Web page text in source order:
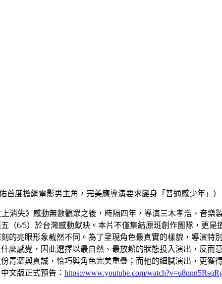
首度擔綱電影男主角，完美應導演要求變身「普通感少年」）
消失》感動無數觀眾之後，時隔四年，導演三木孝浩、音
（6/5）於台灣感動獻映。本片不僅集結原班創作團隊，更
的亮眼形象截然不同。為了呈現角色最真實的樣貌，導演特
麼感覺，因此選擇以最自然、最放鬆的狀態投入演出，反而
青澀與真誠，恰巧與角色完美重疊；而他的細膩演出，更
文版正式預告： https://www.youtube.com/